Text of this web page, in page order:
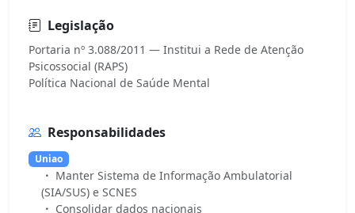
Legislação
Portaria nº 3.088/2011 — Institui a Rede de Atenção
Psicossocial (RAPS)
Responsabilidades
Uniao
Manter Sistema de Informação Ambulatorial
(SIA/SUS) e SCNES
Consolidar dados nacionais